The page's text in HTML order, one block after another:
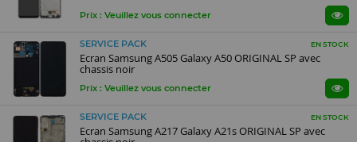
Prix : Veuillez vous connecter
SERVICE PACK EN STOCK
Ecran Samsung A505 Galaxy A50 ORIGINAL SP avec
chassis noir
Prix : Veuillez vous connecter
SERVICE PACK EN STOCK
Ecran Samsung A217 Galaxy A21s ORIGINAL SP avec